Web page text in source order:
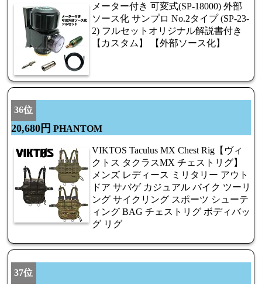
メーター付き 可変式(SP-18000) 外部
ソース化 サンプロ No.2タイプ (SP-23-
2) フルセットオリジナル解説書付き
【カスタム】 【外部ソース化】
36位
20,680円 PHANTOM
VIKTOS Taculus MX Chest Rig【ヴィ
クトス タクラスMX チェストリグ】
メンズ レディース ミリタリー アウト
ドア サバゲ カジュアル バイク ツーリ
ング サイクリング スポーツ シューテ
ィング BAG チェストリグ ボディバッ
グ リグ
37位